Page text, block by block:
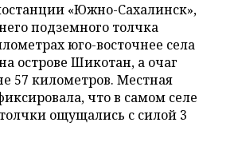
«Южно-Сахалинск»,
подземного толчка
юго-восточнее села
острове Шикотан, а очаг
57 километров. Местная
что в самом селе
ощущались с силой 3